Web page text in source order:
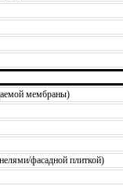
мембраны)
фасадной плиткой)